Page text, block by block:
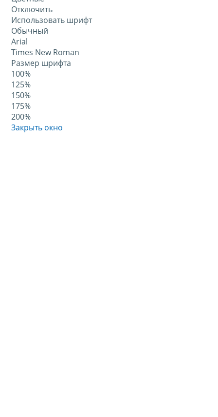
Отключить
Использовать шрифт
Обычный
Arial
Times New Roman
Размер шрифта
100%
125%
150%
175%
200%
Закрыть окно